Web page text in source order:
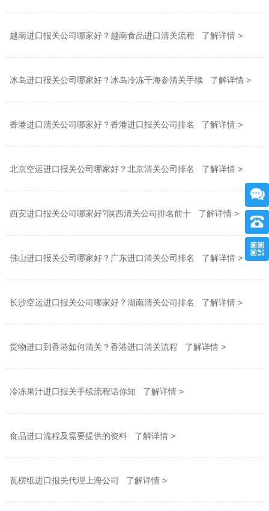
越南进口报关公司哪家好？越南食品进口清关流程 了解详情 >
冰岛进口报关公司哪家好？冰岛冷冻干海参清关手续 了解详情 >
香港进口清关公司哪家好？香港进口报关公司排名 了解详情 >
北京空运进口报关公司哪家好？北京清关公司排名 了解详情 >
西安进口报关公司哪家好?陕西清关公司排名前十 了解详情 >
佛山进口报关公司哪家好？广东进口清关公司排名 了解详情 >
长沙空运进口报关公司哪家好？湖南清关公司排名 了解详情 >
货物进口到香港如何清关？香港进口清关流程 了解详情 >
冷冻果汁进口报关手续流程话你知 了解详情 >
食品进口流程及需要提供的资料 了解详情 >
瓦楞纸进口报关代理上海公司 了解详情 >